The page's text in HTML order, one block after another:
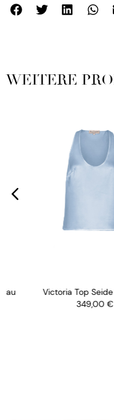
WEITERE
Victoria Top Seide
349,00€